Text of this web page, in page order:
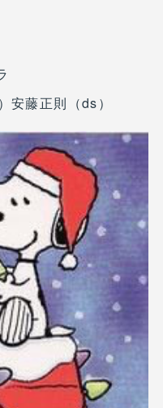
藤正則（ds）